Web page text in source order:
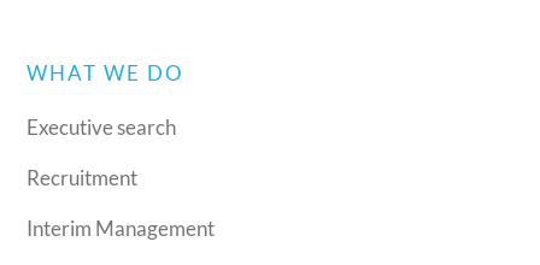
WHAT WE DO
Executive search
Recruitment
Interim Management